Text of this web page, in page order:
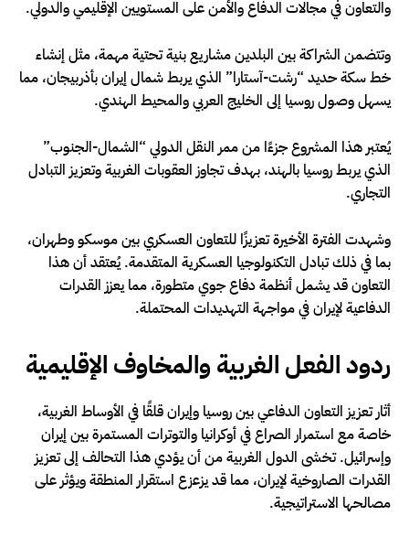
والتعاون في مجالات الدفاع والأمن على المستويين الإقليمي والدولي.
وتتضمن الشراكة بين البلدين مشاريع بنية تحتية مهمة، مثل إنشاء
خط سكة حديد “رشت-آستارا” الذي يربط شمال إيران بأذربيجان، مما
يسهل وصول روسيا إلى الخليج العربي والمحيط الهندي.
يُعتبر هذا المشروع جزءًا من ممر النقل الدولي “الشمال-الجنوب”
الذي يربط روسيا بالهند، بهدف تجاوز العقوبات الغربية وتعزيز التبادل
التجاري.
وشهدت الفترة الأخيرة تعزيزًا للتعاون العسكري بين موسكو وطهران،
بما في ذلك تبادل التكنولوجيا العسكرية المتقدمة. يُعتقد أن هذا
التعاون قد يشمل أنظمة دفاع جوي متطورة، مما يعزز القدرات
الدفاعية لإيران في مواجهة التهديدات المحتملة.
ردود الفعل الغربية والمخاوف الإقليمية
أثار تعزيز التعاون الدفاعي بين روسيا وإيران قلقًا في الأوساط الغربية،
خاصة مع استمرار الصراع في أوكرانيا والتوترات المستمرة بين إيران
وإسرائيل. تخشى الدول الغربية من أن يؤدي هذا التحالف إلى تعزيز
القدرات الصاروخية لإيران، مما قد يزعزع استقرار المنطقة ويؤثر على
مصالحها الاستراتيجية.